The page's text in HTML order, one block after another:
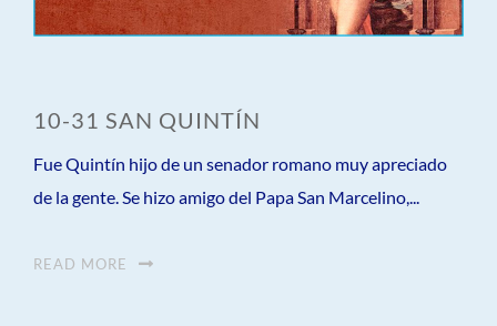
10-31 SAN QUINTÍN
Fue Quintín hijo de un senador romano muy apreciado
de la gente. Se hizo amigo del Papa San Marcelino,...
READ MORE